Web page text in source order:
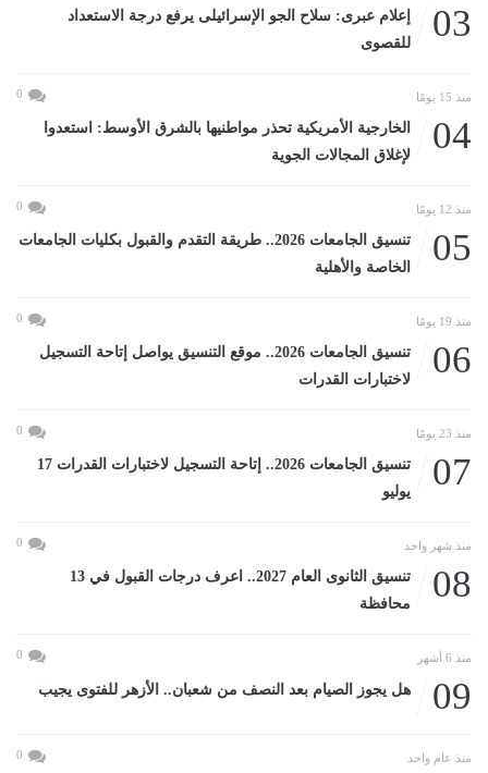
03
إعلام عبرى: سلاح الجو الإسرائيلى يرفع درجة الاستعداد
للقصوى
منذ 15 يومًا 0
04
الخارجية الأمريكية تحذر مواطنيها بالشرق الأوسط: استعدوا
لإغلاق المجالات الجوية
منذ 12 يومًا 0
05
تنسيق الجامعات 2026.. طريقة التقدم والقبول بكليات الجامعات
الخاصة والأهلية
منذ 19 يومًا 0
06
تنسيق الجامعات 2026.. موقع التنسيق يواصل إتاحة التسجيل
لاختبارات القدرات
منذ 23 يومًا 0
07
تنسيق الجامعات 2026.. إتاحة التسجيل لاختبارات القدرات 17
يوليو
منذ شهر واحد 0
08
تنسيق الثانوى العام 2027.. اعرف درجات القبول في 13
محافظة
منذ 6 أشهر 0
09 هل يجوز الصيام بعد النصف من شعبان.. الأزهر للفتوى يجيب
منذ عام واحد 0